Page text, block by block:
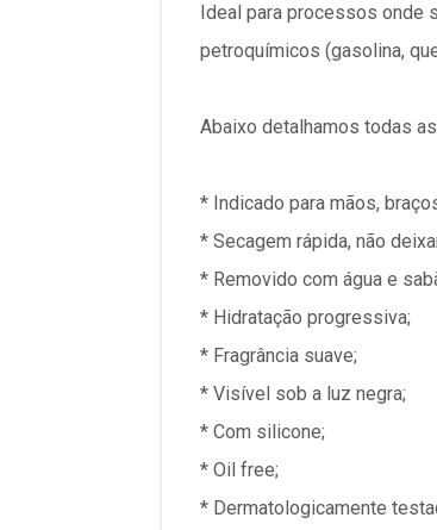
Ideal para processos onde
petroquímicos (gasolina,
Abaixo detalhamos todas
* Indicado para mãos,
* Secagem rápida, não
* Removido com água e
* Hidratação progressiva;
* Fragrância suave;
* Visível sob a luz negra;
* Com silicone;
* Oil free;
* Dermatologicamente